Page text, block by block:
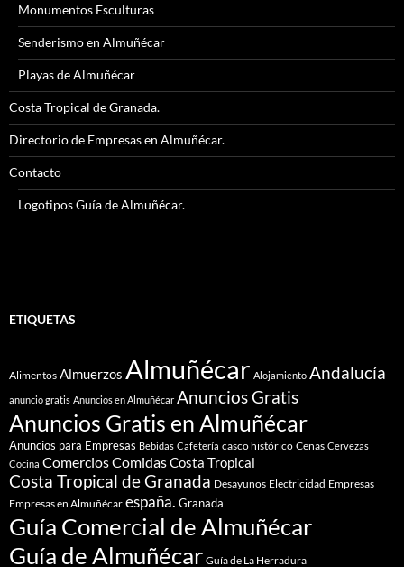
Monumentos Esculturas
Senderismo en Almuñécar
Playas de Almuñécar
Costa Tropical de Granada.
Directorio de Empresas en Almuñécar.
Contacto
Logotipos Guía de Almuñécar.
ETIQUETAS
Alimentos Almuerzos Almuñécar Alojamiento Andalucía
anuncio gratis Anuncios en Almuñécar Anuncios Gratis
Anuncios Gratis en Almuñécar
Anuncios para Empresas Bebidas Cafetería casco histórico Cenas Cervezas
Cocina ComerciosComidasCosta Tropical
Costa Tropical de Granada Desayunos Electricidad Empresas
Empresas en Almuñécar españa. Granada
Guía Comercial de Almuñécar
Guía de Almuñécar Guía de La Herradura